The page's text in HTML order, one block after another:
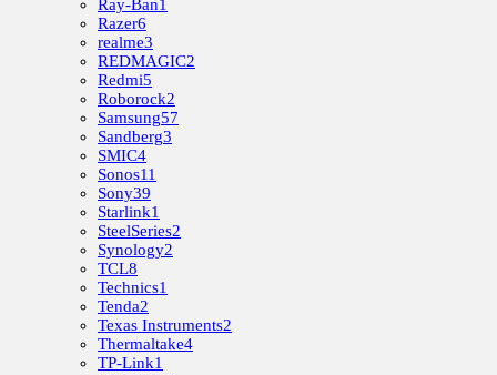
Ray-Ban1
Razer6
realme3
REDMAGIC2
Redmi5
Roborock2
Samsung57
Sandberg3
SMIC4
Sonos11
Sony39
Starlink1
SteelSeries2
Synology2
TCL8
Technics1
Tenda2
Texas Instruments2
Thermaltake4
TP-Link1